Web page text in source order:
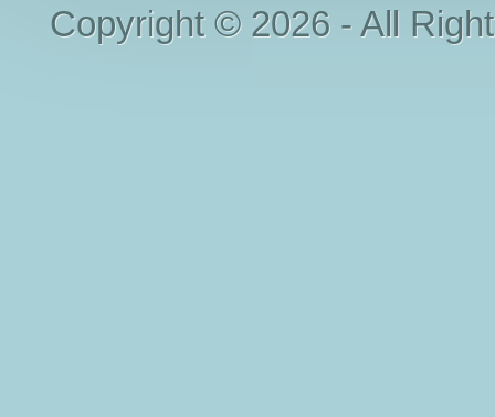
Copyright © 2026 - All